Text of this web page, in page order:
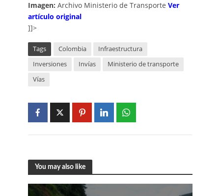
Imagen: Archivo Ministerio de Transporte Ver
artículo original
]]>
Tags Colombia
Infraestructura
Inversiones
Invías
Ministerio de transporte
Vías
You may also like